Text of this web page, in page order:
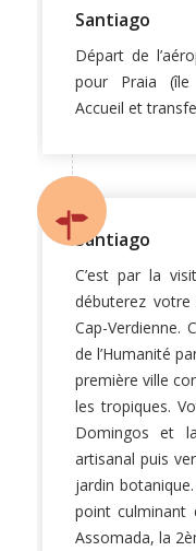
Santiago
Départ de
pour Praia (île
Accueil et
Santiago
C’est par la
débuterez votre
Cap-Verdienne.
de l’Humanité
première ville
les tropiques.
Domingos et
artisanal puis
jardin
point culminant
Assomada, la